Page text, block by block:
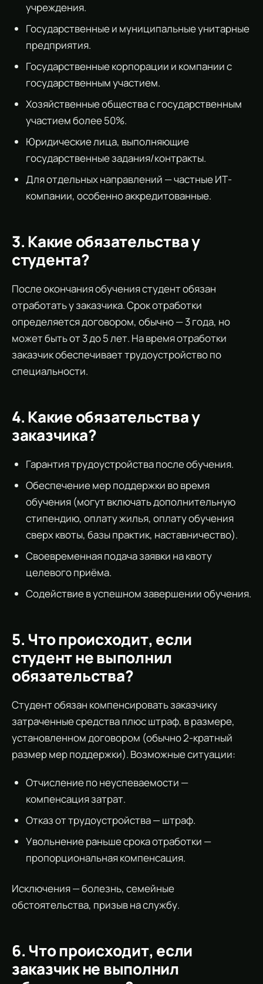
учреждения.
Государственные и муниципальные унитарные
предприятия.
Государственные корпорации и компании с
государственным участием.
Хозяйственные общества с государственным
участием более 50%.
Юридические лица, выполняющие
государственные задания/контракты.
Для отдельных направлений — частные ИТ-
компании, особенно аккредитованные.
3. Какие обязательства у
студента?
После окончания обучения студент обязан
отработать у заказчика. Срок отработки
определяется договором, обычно — 3 года, но
может быть от 3 до 5 лет. На время отработки
заказчик обеспечивает трудоустройство по
специальности.
4. Какие обязательства у
заказчика?
Гарантия трудоустройства после обучения.
Обеспечение мер поддержки во время
обучения (могут включать дополнительную
стипендию, оплату жилья, оплату обучения
сверх квоты, базы практик, наставничество).
Своевременная подача заявки на квоту
целевого приёма.
Содействие в успешном завершении обучения.
5. Что происходит, если
студент не выполнил
обязательства?
Студент обязан компенсировать заказчику
затраченные средства плюс штраф, в размере,
установленном договором (обычно 2-кратный
размер мер поддержки). Возможные ситуации:
Отчисление по неуспеваемости —
компенсация затрат.
Отказ от трудоустройства — штраф.
Увольнение раньше срока отработки —
пропорциональная компенсация.
Исключения — болезнь, семейные
обстоятельства, призыв на службу.
6. Что происходит, если
заказчик не выполнил